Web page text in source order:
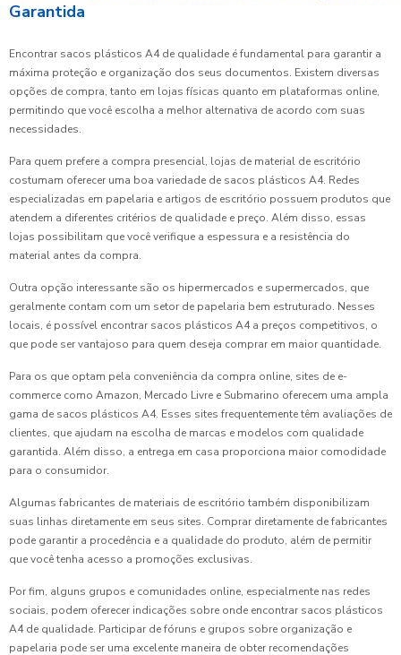
Garantida
Encontrar sacos plásticos A4 de qualidade é fundamental para garantir a
máxima proteção e organização dos seus documentos. Existem diversas
opções de compra, tanto em lojas físicas quanto em plataformas online,
permitindo que você escolha a melhor alternativa de acordo com suas
necessidades.
Para quem prefere a compra presencial, lojas de material de escritório
costumam oferecer uma boa variedade de sacos plásticos A4. Redes
especializadas em papelaria e artigos de escritório possuem produtos que
atendem a diferentes critérios de qualidade e preço. Além disso, essas
lojas possibilitam que você verifique a espessura e a resistência do
material antes da compra.
Outra opção interessante são os hipermercados e supermercados, que
geralmente contam com um setor de papelaria bem estruturado. Nesses
locais, é possível encontrar sacos plásticos A4 a preços competitivos, o
que pode ser vantajoso para quem deseja comprar em maior quantidade.
Para os que optam pela conveniência da compra online, sites de e-
commerce como Amazon, Mercado Livre e Submarino oferecem uma ampla
gama de sacos plásticos A4. Esses sites frequentemente têm avaliações de
clientes, que ajudam na escolha de marcas e modelos com qualidade
garantida. Além disso, a entrega em casa proporciona maior comodidade
para o consumidor.
Algumas fabricantes de materiais de escritório também disponibilizam
suas linhas diretamente em seus sites. Comprar diretamente de fabricantes
pode garantir a procedência e a qualidade do produto, além de permitir
que você tenha acesso a promoções exclusivas.
Por fim, alguns grupos e comunidades online, especialmente nas redes
sociais, podem oferecer indicações sobre onde encontrar sacos plásticos
A4 de qualidade. Participar de fóruns e grupos sobre organização e
papelaria pode ser uma excelente maneira de obter recomendações